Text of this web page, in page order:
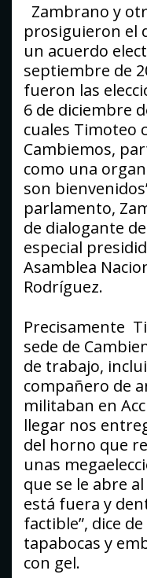
Zambrano y
prosiguieron el
un acuerdo
septiembre de
fueron las
6 de diciembre
cuales Timoteo
Cambiemos,
como una
son
parlamento,
de dialogante
especial
Asamblea
Rodríguez.
Precisamente
sede de
de trabajo,
compañero de
militaban en
llegar nos
del horno que
unas
que se le abre
está fuera y
factible”, dice
tapabocas y
con gel.